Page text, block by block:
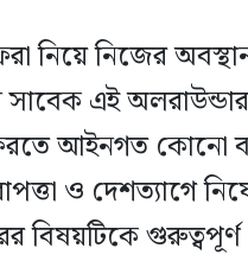
নিয়ে নিজের
এই
আইনগত কোনো
ও দেশত্যাগে
বিষয়টিকে